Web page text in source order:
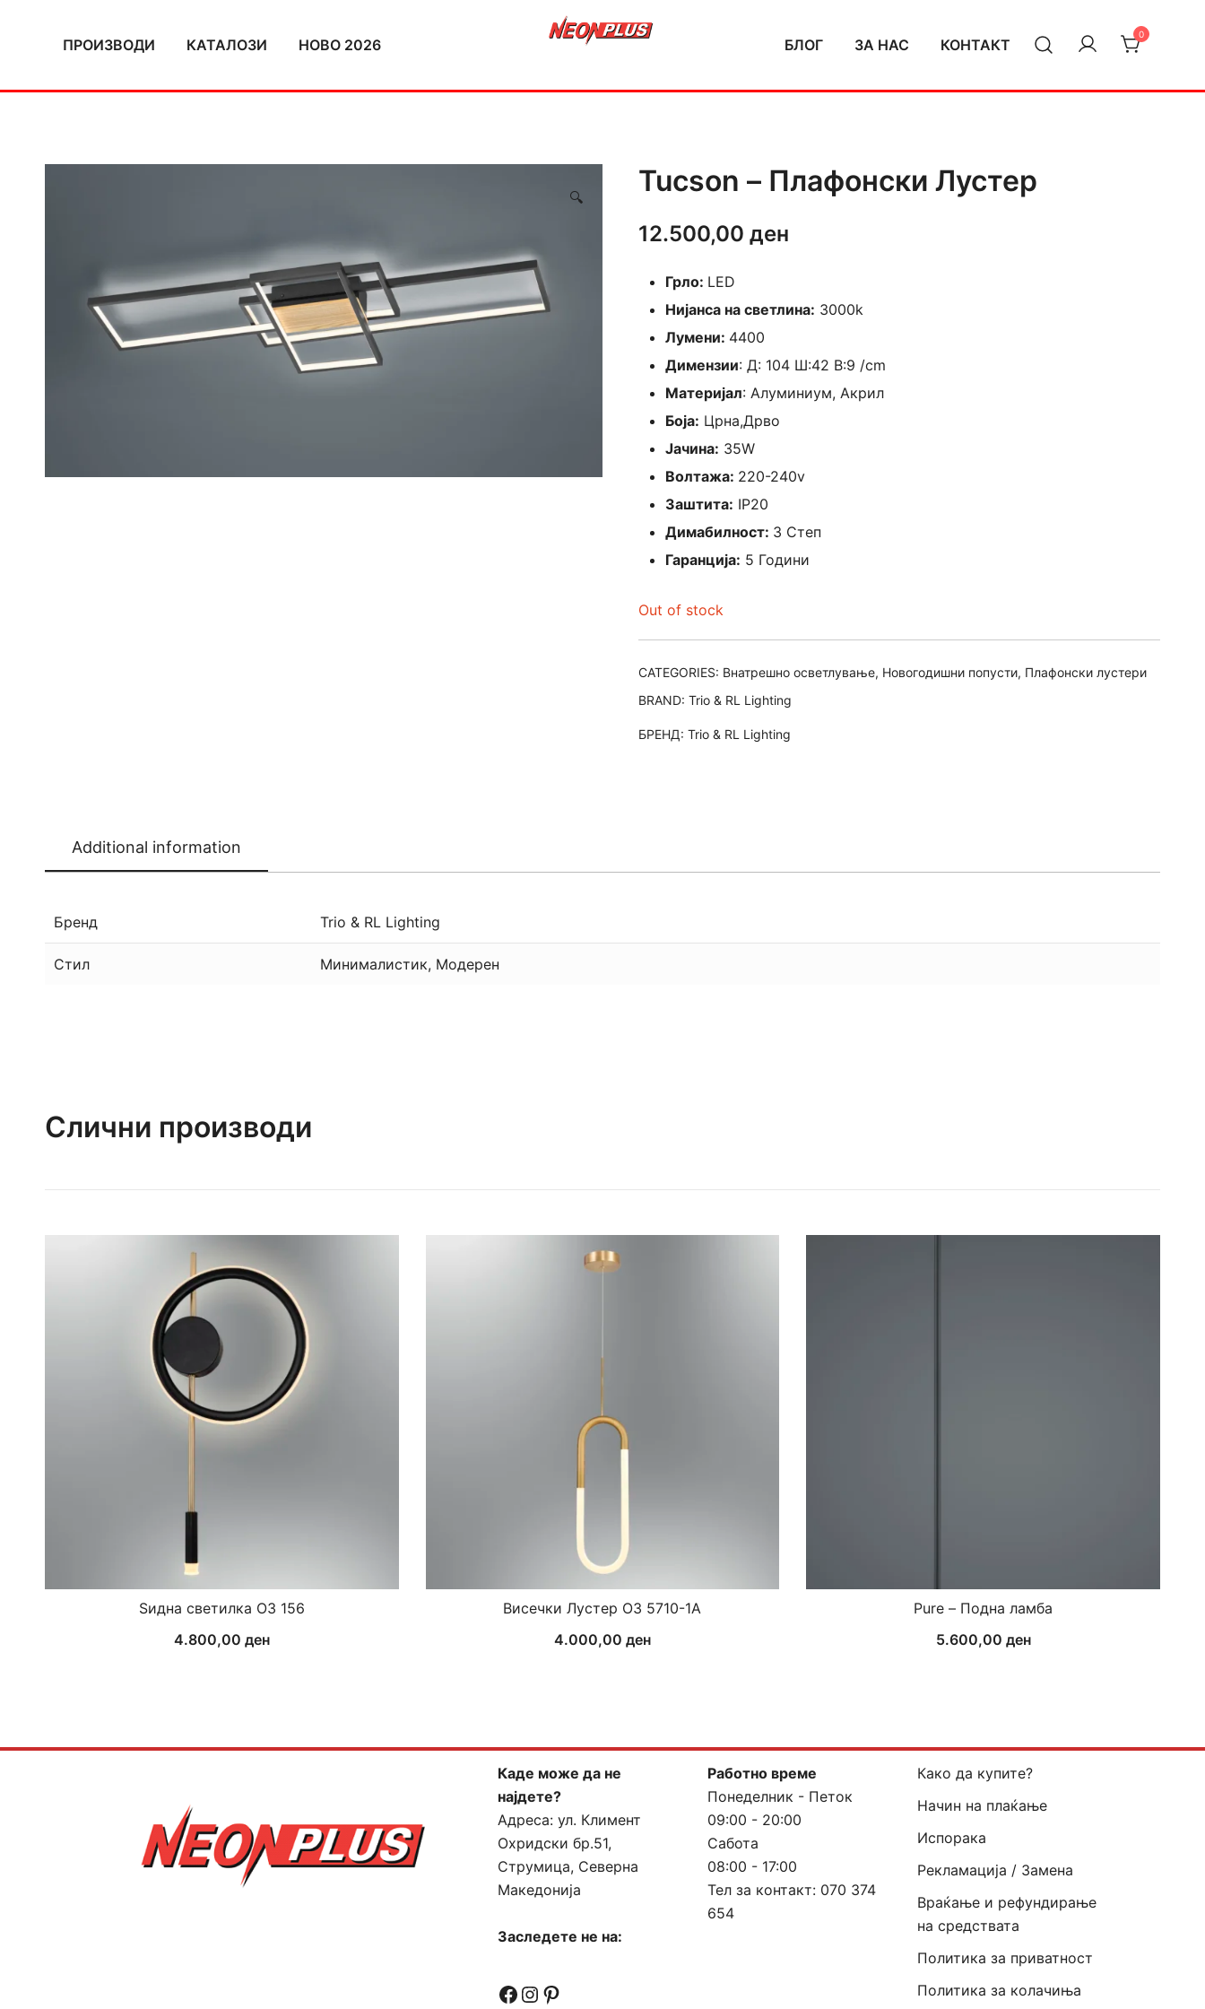
ПРОИЗВОДИ КАТАЛОЗИ НОВО 2026 БЛОГ ЗА НАС КОНТАКТ
0
🔍 Tucson – Плафонски Лустер
12.500,00 ден
Грло: LED
Нијанса на светлина: 3000k
Лумени: 4400
Димензии: Д: 104 Ш:42 В:9 /cm
Материјал: Алуминиум, Акрил
Боја: Црна,Дрво
Јачина: 35W
Волтажа: 220-240v
Заштита: IP20
Димабилност: 3 Степ
Гаранција: 5 Години
Out of stock
CATEGORIES: Внатрешно осветлување, Новогодишни попусти, Плафонски лустери
BRAND: Trio & RL Lighting
БРЕНД: Trio & RL Lighting
Additional information
Бренд Trio & RL Lighting
Стил Минималистик, Модерен
Слични производи
Ѕидна светилка ОЗ 156
4.800,00 ден
Висечки Лустер ОЗ 5710-1А
4.000,00 ден
Pure – Подна ламба
5.600,00 ден
Каде може да не
најдете?
Адреса: ул. Климент
Охридски бр.51,
Струмица, Северна
Македонија
Заследете не на:
Facebook
Instagram
Pinterest
Работно време
Понеделник - Петок
09:00 - 20:00
Сабота
08:00 - 17:00
Тел за контакт: 070 374
654
Како да купите?
Начин на плаќање
Испорака
Рекламација / Замена
Враќање и рефундирање
на средствата
Политика за приватност
Политика за колачиња